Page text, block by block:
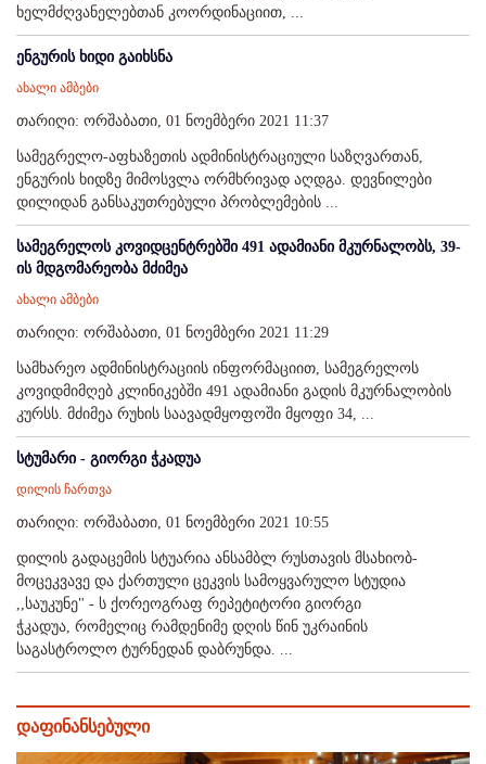
ხელმძღვანელებთან კოორდინაციით, ...
ენგურის ხიდი გაიხსნა
ახალი ამბები
თარიღი: ორშაბათი, 01 ნოემბერი 2021 11:37
სამეგრელო-აფხაზეთის ადმინისტრაციული საზღვართან,
ენგურის ხიდზე მიმოსვლა ორმხრივად აღდგა. დევნილები
დილიდან განსაკუთრებული პრობლემების ...
სამეგრელოს კოვიდცენტრებში 491 ადამიანი მკურნალობს, 39-
ის მდგომარეობა მძიმეა
ახალი ამბები
თარიღი: ორშაბათი, 01 ნოემბერი 2021 11:29
სამხარეო ადმინისტრაციის ინფორმაციით, სამეგრელოს
კოვიდმიმღებ კლინიკებში 491 ადამიანი გადის მკურნალობის
კურსს. მძიმეა რუხის საავადმყოფოში მყოფი 34, ...
სტუმარი - გიორგი ჭკადუა
დილის ჩართვა
თარიღი: ორშაბათი, 01 ნოემბერი 2021 10:55
დილის გადაცემის სტუარია ანსამბლ რუსთავის მსახიობ-
მოცეკვავე და ქართული ცეკვის სამოყვარულო სტუდია
,,საუკუნე" - ს ქორეოგრაფ რეპეტიტორი გიორგი
ჭკადუა, რომელიც რამდენიმე დღის წინ უკრაინის
საგასტროლო ტურნედან დაბრუნდა. ...
დაფინანსებული